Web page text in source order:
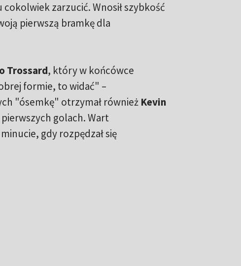
zarzucić. Wnosił szybkość
pierwszą bramkę dla
Trossard, który w końcówce
formie, to widać" –
"ósemkę" otrzymał również Kevin
golach. Wart
gdy rozpędzał się